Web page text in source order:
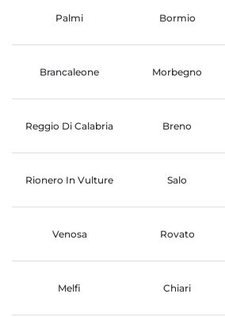
Palmi Bormio
Brancaleone Morbegno
Reggio Di Calabria Breno
Rionero In Vulture Salo
Venosa Rovato
Melfi Chiari